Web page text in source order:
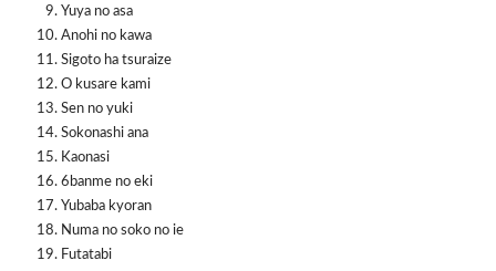
Yuya no asa
Anohi no kawa
Sigoto ha tsuraize
O kusare kami
Sen no yuki
Sokonashi ana
Kaonasi
6banme no eki
Yubaba kyoran
Numa no soko no ie
Futatabi